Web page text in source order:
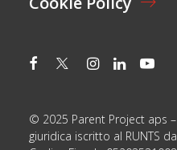
© 2025 Parent Project aps
giuridica iscritto al RUNTS